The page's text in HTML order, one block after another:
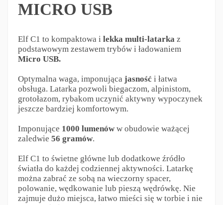
MICRO USB
Elf C1 to kompaktowa i lekka multi-latarkaz
podstawowym zestawem trybów i ładowaniem
Micro USB.
Optymalna waga, imponująca jasność i łatwa
obsługa. Latarka pozwoli biegaczom, alpinistom,
grotołazom, rybakom uczynić aktywny wypoczynek
jeszcze bardziej komfortowym.
Imponujące 1000 lumenóww obudowie ważącej
zaledwie 56 gramów.
Elf C1 to świetne główne lub dodatkowe źródło
światła do każdej codziennej aktywności. Latarkę
można zabrać ze sobą na wieczorny spacer,
polowanie, wędkowanie lub pieszą wędrówkę. Nie
zajmuje dużo miejsca, łatwo mieści się w torbie i nie